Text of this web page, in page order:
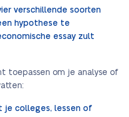
verschillende soorten
hypothese te
essay zult
toepassen om je analyse of
je colleges, lessen of